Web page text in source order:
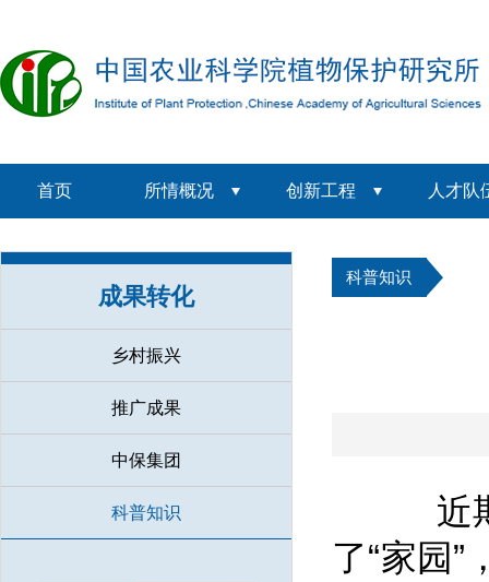
首页 所情概况 创新工程 人才队
成果转化
乡村振兴
推广成果
中保集团
科普知识
科普知识
近期
了“家园